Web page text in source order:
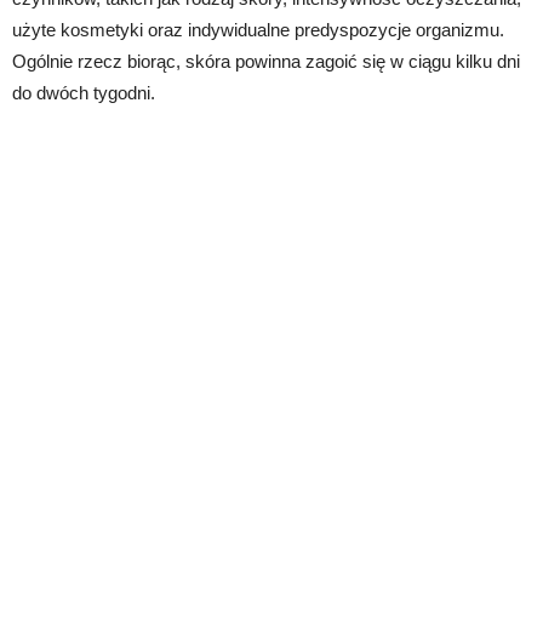
użyte kosmetyki oraz indywidualne predyspozycje organizmu.
Ogólnie rzecz biorąc, skóra powinna zagoić się w ciągu kilku dni
do dwóch tygodni.